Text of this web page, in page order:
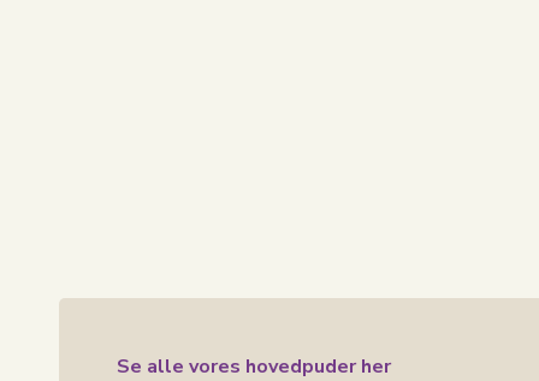
Se alle vores hovedpuder her